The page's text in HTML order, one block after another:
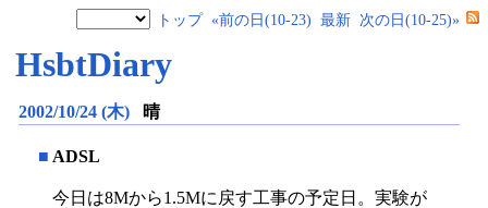
トップ «前の日(10-23) 最新 次の日(10-25)»
HsbtDiary
2002/10/24 (木) 晴
■ ADSL
今日は8Mから1.5Mに戻す工事の予定日。実験が